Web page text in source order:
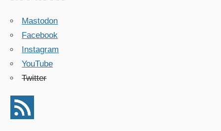
Mastodon
Facebook
Instagram
YouTube
Twitter